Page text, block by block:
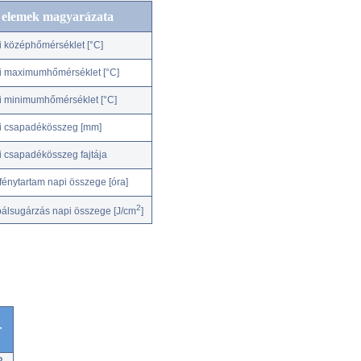
magyarázata
középhőmérséklet [°C]
maximumhőmérséklet [°C]
minimumhőmérséklet [°C]
csapadékösszeg [mm]
csapadékösszeg fajtája
napi összege [óra]
napi összege [J/cm2]